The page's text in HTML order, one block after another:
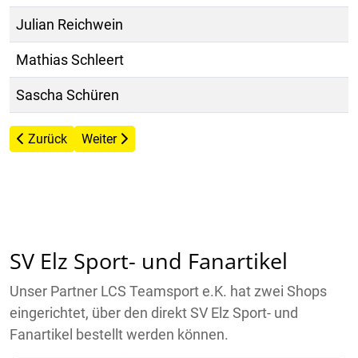
Julian Reichwein
Mathias Schleert
Sascha Schüren
Vorheriger Beitrag: 1. Mannschaft Bezirksliga Limburg-
Zurück Nächster Beitrag: AH SV Elz scheitern im
Weiter
SV Elz Sport- und Fanartikel
Unser Partner LCS Teamsport e.K. hat zwei Shops
eingerichtet, über den direkt SV Elz Sport- und
Fanartikel bestellt werden können.